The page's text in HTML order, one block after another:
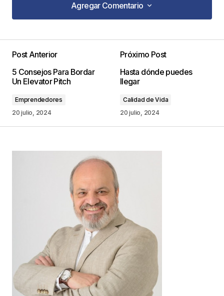
Agregar Comentario
Agregar Comentario
publicada. Los campos obligatorios están
marcados con
Comentario
*
Guarda mi nombre, correo electrónico y web en
este navegador para la próxima vez que
comente.
Este sitio esta protegido por
reCAPTCHA y la Política de
Post Anterior
5 Consejos Para Bordar
Un Elevator Pitch
Emprendedores
20 julio, 2024
Próximo Post
Hasta dónde puedes
llegar
Calidad de Vida
20 julio, 2024